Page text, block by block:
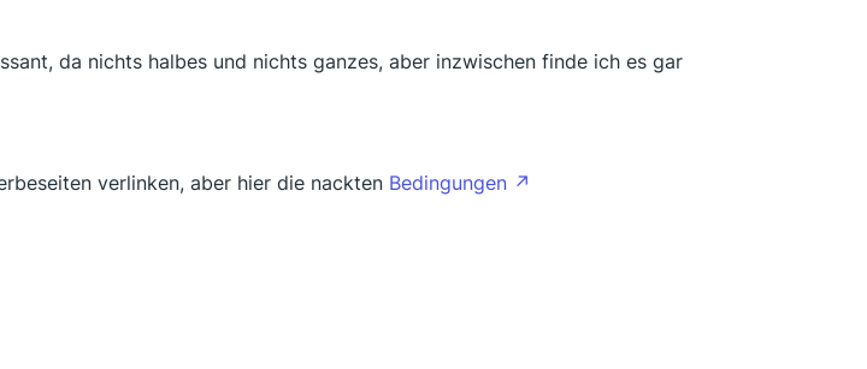
da nichts halbes und nichts ganzes, aber inzwischen finde ich es gar
verlinken, aber hier die nackten Bedingungen